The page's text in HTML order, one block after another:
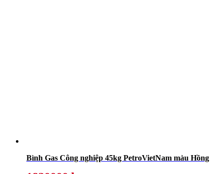
Bình Gas Công nghiệp 45kg PetroVietNam màu Hồng